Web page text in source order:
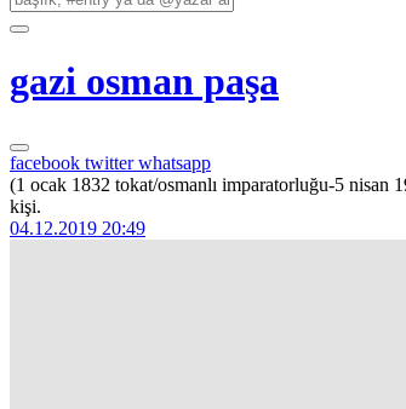
gazi osman paşa
facebook twitterwhatsapp
(1 ocak 1832 tokat/osmanlı imparatorluğu-5 nisan
kişi.
04.12.2019 20:49